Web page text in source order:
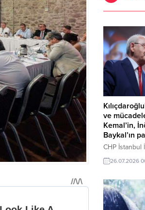
ve
Kemal’in,
Baykal’ın
CHP İstanbul
düzenlenen
konuşan
beşli
Destekleri
konuda sert
26.07.2026